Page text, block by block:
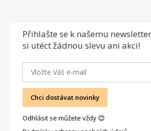
Přihlašte se k našemu
si utéct žádnou slevu ani akci!
Chci dostávat novinky
Odhlásit se můžete vždy 😊